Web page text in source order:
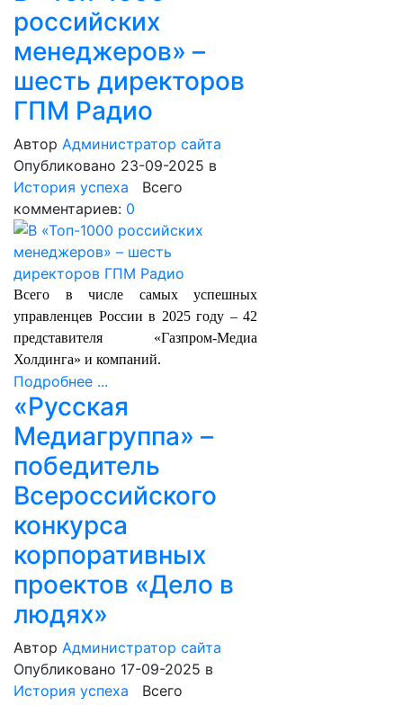
российских
менеджеров» –
шесть директоров
ГПМ Радио
Автор Администратор сайта
Опубликовано 23-09-2025 в
История успеха Всего
комментариев: 0
Всего в числе самых успешных
управленцев России в 2025 году – 42
представителя «Газпром-Медиа
Холдинга» и компаний.
Подробнее ...
«Русская
Медиагруппа» –
победитель
Всероссийского
конкурса
корпоративных
проектов «Дело в
людях»
Автор Администратор сайта
Опубликовано 17-09-2025 в
История успеха Всего